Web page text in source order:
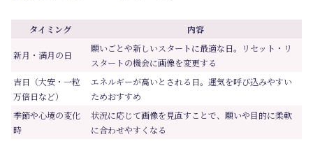
タイミング 内容
新月・満月の日
願いごとや新しいスタートに最適な日。リセット・リ
スタートの機会に画像を変更する
吉日（大安・一粒
万倍日など）
エネルギーが高いとされる日。運気を呼び込みやすい
ためおすすめ
季節や心境の変化
時
状況に応じて画像を見直すことで、願いや目的に柔軟
に合わせやすくなる